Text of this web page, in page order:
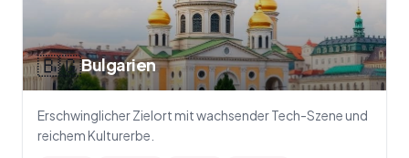
🇧🇬Bulgarien
Erschwinglicher Zielort mit wachsender Tech-Szene und
reichem Kulturerbe.